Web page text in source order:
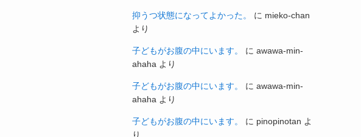
抑うつ状態になってよかった。 に mieko-chan
より
子どもがお腹の中にいます。 に awawa-min-
ahaha より
子どもがお腹の中にいます。 に awawa-min-
ahaha より
子どもがお腹の中にいます。 に pinopinotan よ
り